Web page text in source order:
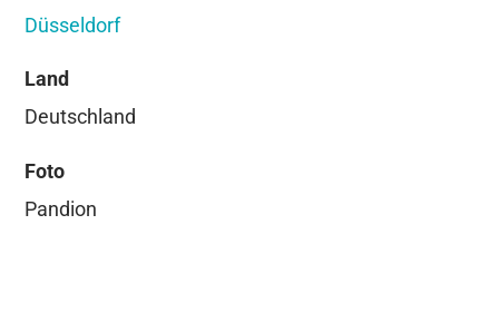
Düsseldorf
Land
Deutschland
Foto
Pandion